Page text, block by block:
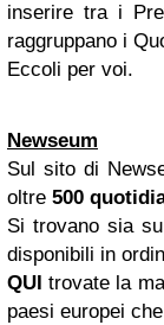
inserire tra i
raggruppano i
Eccoli per voi.
Newseum
Sul sito di
oltre 500
Si trovano sia
disponibili in
QUI trovate la
paesi europei